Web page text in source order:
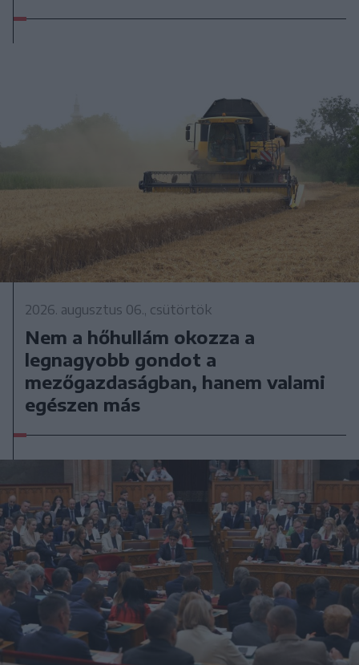
2026. augusztus 06., csütörtök
Nem a hőhullám okozza a
legnagyobb gondot a
mezőgazdaságban, hanem valami
egészen más